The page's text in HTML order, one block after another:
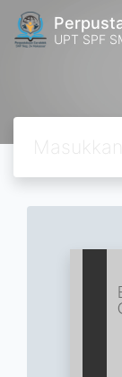
UPT SPF